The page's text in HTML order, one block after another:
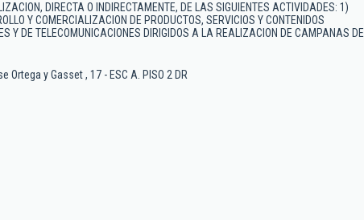
DIRECTA O INDIRECTAMENTE, DE LAS SIGUIENTES ACTIVIDADES: 1)
Y COMERCIALIZACION DE PRODUCTOS, SERVICIOS Y CONTENIDOS
Y DE TELECOMUNICACIONES DIRIGIDOS A LA REALIZACION DE CAMPANAS DE
Ortega y Gasset , 17 - ESC A. PISO 2 DR